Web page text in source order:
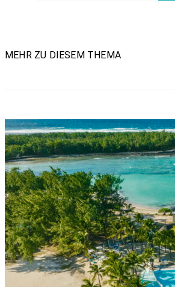
MEHR ZU DIESEM THEMA